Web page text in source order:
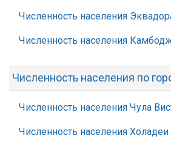
Численность населения
Численность населения
Численность населения по
Численность населения Чула
Численность населения Холадеи